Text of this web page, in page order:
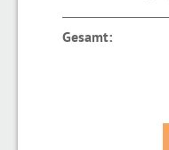
Gesamt: